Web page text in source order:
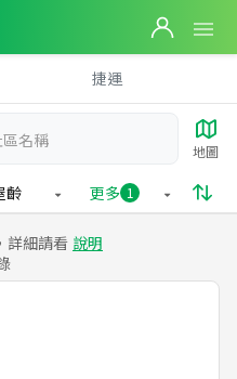
捷運
地圖
齡 更多 1
詳細請看 說明